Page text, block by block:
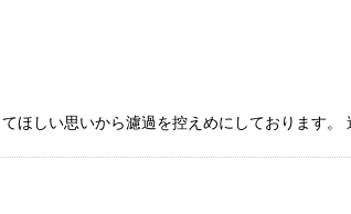
絞り込む
しい思いから濾過を控えめにしております。